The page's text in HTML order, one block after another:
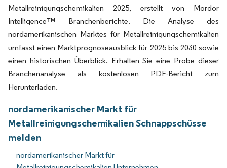
Metallreinigungschemikalien 2025, erstellt von Mordor
Intelligence™ Branchenberichte. Die Analyse des
nordamerikanischen Marktes für Metallreinigungschemikalien
umfasst einen Marktprognoseausblick für 2025 bis 2030 sowie
einen historischen Überblick. Erhalten Sie eine Probe dieser
Branchenanalyse als kostenlosen PDF-Bericht zum
Herunterladen.
nordamerikanischer Markt für
Metallreinigungschemikalien Schnappschüsse
melden
nordamerikanischer Markt für